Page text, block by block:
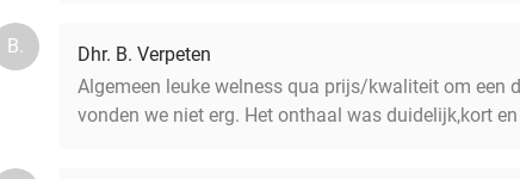
B.
Dhr. B. Verpeten
Algemeen leuke welness qua prijs/kwaliteit om een
vonden we niet erg. Het onthaal was duidelijk,kort